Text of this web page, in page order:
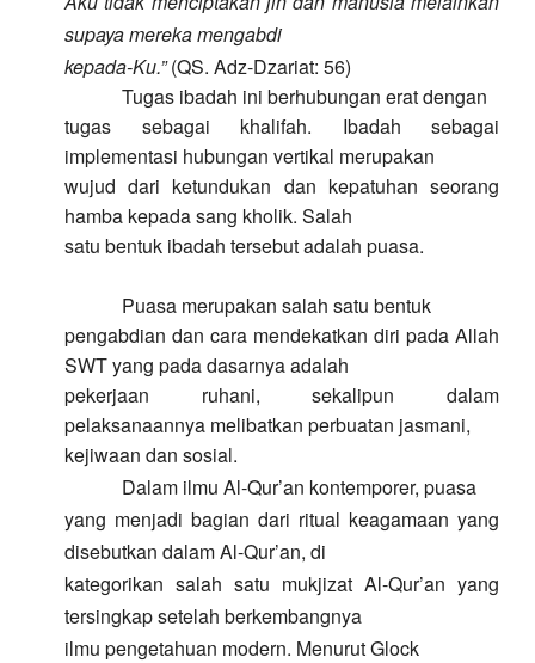
supaya mereka mengabdi
kepada-Ku.”(QS. Adz-Dzariat: 56)
Tugas ibadah ini berhubungan erat dengan
tugas sebagai khalifah. Ibadah sebagai
implementasi hubungan vertikal merupakan
wujud dari ketundukan dan kepatuhan seorang
hamba kepada sang kholik. Salah
satu bentuk ibadah tersebut adalah puasa.
Puasa merupakan salah satu bentuk
pengabdian dan cara mendekatkan diri pada Allah
SWT yang pada dasarnya adalah
pekerjaan ruhani, sekalipun dalam
pelaksanaannya melibatkan perbuatan jasmani,
kejiwaan dan sosial.
Dalam ilmu Al-Qur’an kontemporer, puasa
yang menjadi bagian dari ritual keagamaan yang
disebutkan dalam Al-Qur’an, di
kategorikan salah satu mukjizat Al-Qur’an yang
tersingkap setelah berkembangnya
ilmu pengetahuan modern. Menurut Glock